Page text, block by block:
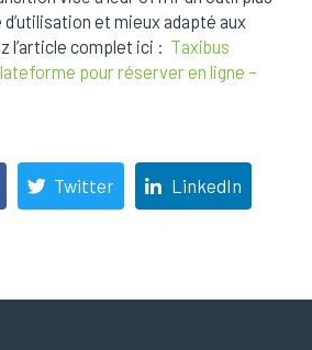
et mieux adapté aux
l’article complet ici : Taxibus
pour réserver en ligne –
Twitter LinkedIn